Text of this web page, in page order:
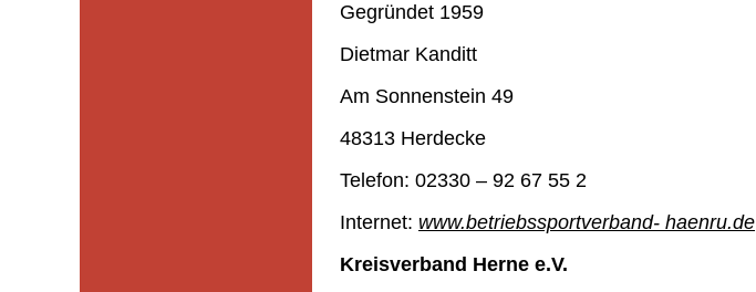
Gegründet 1959
Dietmar Kanditt
Am Sonnenstein 49
48313 Herdecke
Telefon: 02330 – 92 67 55 2
Internet: www.betriebssportverband- haenru.de
Kreisverband Herne e.V.